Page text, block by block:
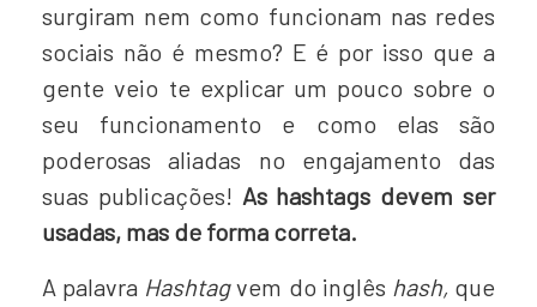
surgiram nem como funcionam nas redes
sociais não é mesmo? E é por isso que a
gente veio te explicar um pouco sobre o
seu funcionamento e como elas são
poderosas aliadas no engajamento das
suas publicações! As hashtags devem ser
usadas, mas de forma correta.
A palavra Hashtagvem do inglês hash, que